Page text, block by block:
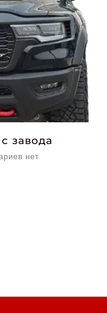
завода
нет